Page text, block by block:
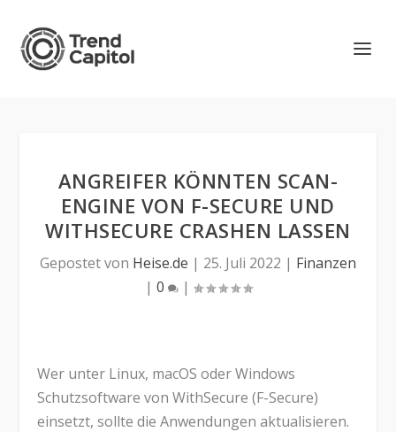
ANGREIFER KÖNNTEN SCAN-
ENGINE VON F-SECURE UND
WITHSECURE CRASHEN LASSEN
Gepostet von Heise.de | 25. Juli 2022 | Finanzen
| 0 |
Wer unter Linux, macOS oder Windows
Schutzsoftware von WithSecure (F-Secure)
einsetzt, sollte die Anwendungen aktualisieren.